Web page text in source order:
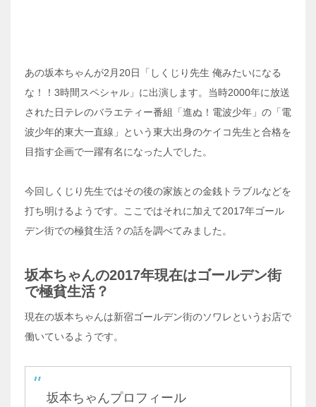
あの坂本ちゃんが2月20日「しくじり先生 俺みたいになる
な！！3時間スペシャル」に出演します。当時2000年に放送
された日テレのバラエティー番組「進ぬ！電波少年」の「電
波少年的東大一直線」という東大出身のケイコ先生と合格を
目指す企画で一躍有名になった人でした。
今回しくじり先生ではその後の家族との金銭トラブルなどを
打ち明けるようです。ここではそれに加えて2017年ゴール
デン街での極貧生活？の話を調べてみました。
坂本ちゃんの2017年現在はゴールデン街
で極貧生活？
現在の坂本ちゃんは新宿ゴールデン街のソワレというお店で
働いているようです。
坂本ちゃんプロフィール